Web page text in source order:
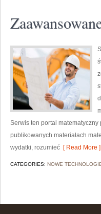
Serwis ten portal
publikowanych materiałach
wydatki, rozumieć [ Read More ]
CATEGORIES: NOWE